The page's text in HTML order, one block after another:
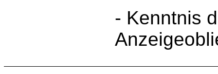
- Kenntnis